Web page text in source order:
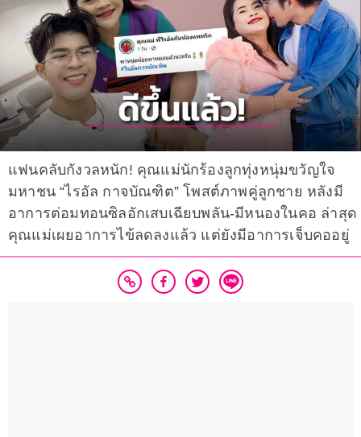
แฟนคลับกังวลหนัก! คุณแม่นักร้องลูกทุ่งหนุ่มขวัญใจ
มหาชน “ไรอัล กาจบัณฑิต” โพสต์ภาพคู่ลูกชาย หลังมี
อาการต่อมทอนซิลอักเสบเฉียบพลัน-มีหนองในคอ ล่าสุด
คุณแม่เผยอาการไข้ลดลงแล้ว แต่ยังมีอาการเจ็บคออยู่